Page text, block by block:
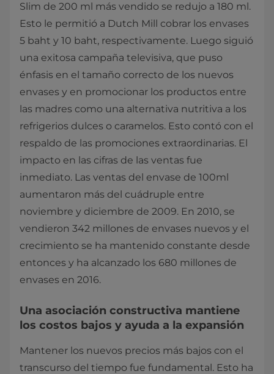
Slim de 200 ml más vendido se redujo a 180 ml.
Esto le permitió a Dutch Mill cobrar los envases
5 baht y 10 baht, respectivamente. Luego siguió
una exitosa campaña televisiva, que puso
énfasis en el tamaño correcto de los nuevos
envases y en promocionar los productos entre
las madres como una alternativa nutritiva a los
refrigerios dulces o caramelos. Esto contó con el
respaldo de las promociones extraordinarias. El
impacto en las cifras de las ventas fue
inmediato. Las ventas del envase de 100ml
aumentaron más del cuádruple entre
noviembre y diciembre de 2009. En 2010, se
vendieron 342 millones de envases nuevos y el
crecimiento se ha mantenido constante desde
entonces y ha alcanzado los 680 millones de
envases en 2016.
Una asociación constructiva mantiene
los costos bajos y ayuda a la expansión
Mantener los nuevos precios más bajos con el
transcurso del tiempo fue fundamental. Esto ha